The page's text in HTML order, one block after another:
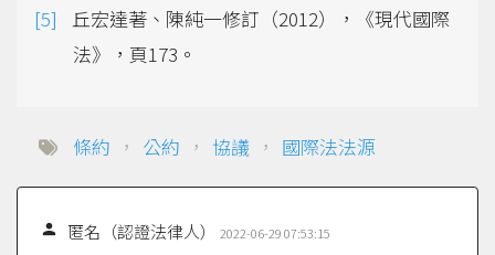
丘宏達著、陳純一修訂（2012），《現代國際
法》，頁173。
條約 ， 公約 ， 協議 ， 國際法法源
 匿名（認證法律人） 2022-06-29 07:53:15